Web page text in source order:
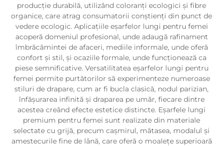
producție durabilă, utilizând coloranți ecologici și fibre
organice, care atrag consumatorii conștienți din punct de
vedere ecologic. Aplicațiile eșarfelor lungi pentru femei
acoperă domeniul profesional, unde adaugă rafinament
îmbrăcămintei de afaceri, mediile informale, unde oferă
confort și stil, și ocaziile formale, unde funcționează ca
piese semnificative. Versatilitatea eșarfelor lungi pentru
femei permite purtătorilor să experimenteze numeroase
stiluri de drapare, cum ar fi bucla clasică, nodul parizian,
înfășurarea infinită și draparea pe umăr, fiecare dintre
acestea creând efecte estetice distincte. Eșarfele lungi
premium pentru femei sunt realizate din materiale
selectate cu grijă, precum cașmirul, mătasea, modalul și
amestecurile fine de lână, care oferă o moalețe superioară